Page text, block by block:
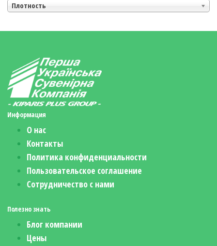
Плотность
Информация
О нас
Контакты
Политика конфиденциальности
Пользовательское соглашение
Сотрудничество с нами
Полезно знать
Блог компании
Цены